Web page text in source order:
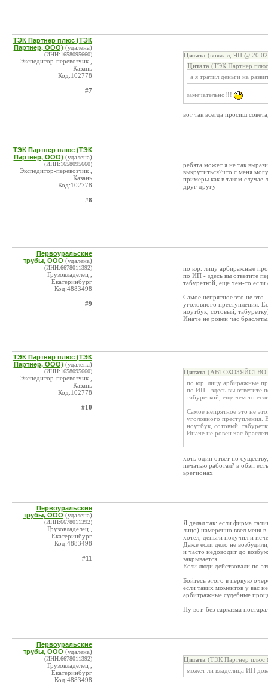
ТЭК Партнер плюс (ТЭК
Партнер, ООО) (удалена)
(ИНН:1658095660)
Экспедитор-перевозчик ,
Казань
Код:102778
#7
Цитата (вояж-л, ЧП @
Цитата (ТЭК Партнер
а я тратил деньги на
замечательно!!!
вот так всегда просиш
ТЭК Партнер плюс (ТЭК
Партнер, ООО) (удалена)
(ИНН:1658095660)
Экспедитор-перевозчик ,
Казань
Код:102778
#8
ребята,может я не так
выкрутиться?что с меня
примеры как в таком случае
друг другу
Первоуральские
трубы, ООО (удалена)
(ИНН:6678011392)
Грузовладелец ,
Екатеринбург
Код:4883498
#9
по юр. лицу арбиражные
по ИП - здесь вы ответите
табуреткой, еще чем-то если
Самое непрятное это не
уголовного преступления.
ноутбук, сотовый,
Иначе не ровен час
ТЭК Партнер плюс (ТЭК
Партнер, ООО) (удалена)
(ИНН:1658095660)
Экспедитор-перевозчик ,
Казань
Код:102778
#10
Цитата (АВТОХОЗЯЙСТВО
по юр. лицу арбиражные
по ИП - здесь вы ответите
табуреткой, еще чем-то
Самое непрятное это не
уголовного преступления.
ноутбук, сотовый,
Иначе не ровен час
хоть один ответ по
печатью работал? в обэп
ьрегионах
Первоуральские
трубы, ООО (удалена)
(ИНН:6678011392)
Грузовладелец ,
Екатеринбург
Код:4883498
#11
Я делал так: если фирма
лицо) намеренно ввел меня
хотел, деньги получил и
Даже если дело не
и часто недоводит до
закрывается.
Если люди действовали по
Бойтесь этого в первую
если таких моментов у вас
арбитражные судебные
Ну вот. без сарказма
Первоуральские
трубы, ООО (удалена)
(ИНН:6678011392)
Грузовладелец ,
Екатеринбург
Код:4883498
Цитата (ТЭК Партнер плюс
может ли владелица ИП